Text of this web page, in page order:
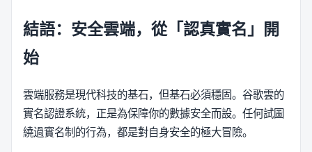
結語：安全雲端，從「認真實名」開
始
雲端服務是現代科技的基石，但基石必須穩固。谷歌雲的
實名認證系統，正是為保障你的數據安全而設。任何試圖
繞過實名制的行為，都是對自身安全的極大冒險。